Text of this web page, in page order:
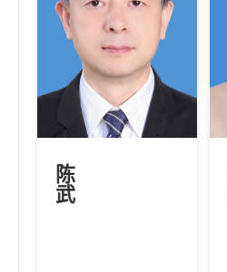
陈
武